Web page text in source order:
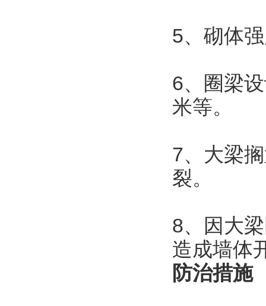
5、砌体
6、圈梁
米等。
7、大梁
裂。
8、因大
造成墙体
防治措施